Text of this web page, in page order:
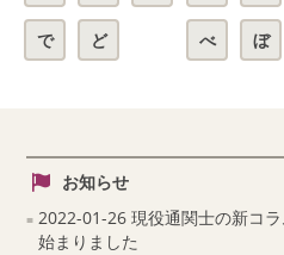
で ど べ ぼ
お知らせ
2022-01-26 現役通関士の新コ
始まりました